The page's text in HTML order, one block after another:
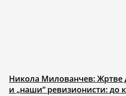
Никола Милованчев: Жртве
и „наши“ ревизионисти: до